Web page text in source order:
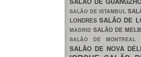
SALÃO DE ISTAMBUL
LONDRESSALÃO DE
MADRID SALÃO DE
SALÃO DE MONTREAL
SALÃO DE NOVA